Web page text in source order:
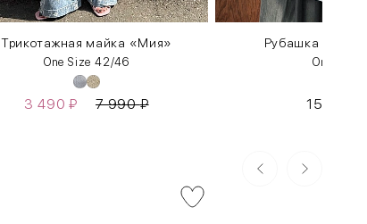
Трикотажная майка «Мия»
One Size 42/46
3 490₽ 7 990₽
Рубашка
One Size
15 990